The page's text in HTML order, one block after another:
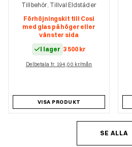
Tillbehör, Tillval Eldstäder
Förhöjningskit till Cosi
med glas på höger eller
vänster sida
I lager 3 500 kr
Delbetala fr. 194,00 kr/mån
VISA PRODUKT
SE ALLA